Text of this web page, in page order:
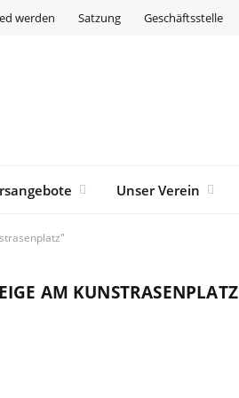
werden Satzung Geschäftsstelle
Unser Verein
AM KUNSTRASENPLATZ